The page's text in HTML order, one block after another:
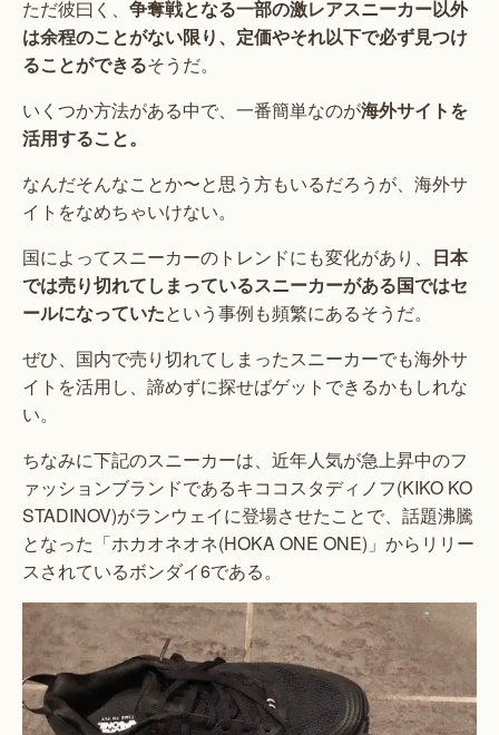
ただ彼曰く、 争奪戦となる一部の激レアスニーカー以外
は余程のことがない限り、定価やそれ以下で必ず見つけ
ることができるそうだ。
いくつか方法がある中で、一番簡単なのが海外サイトを
活用すること。
なんだそんなことか〜と思う方もいるだろうが、海外サ
イトをなめちゃいけない。
国によってスニーカーのトレンドにも変化があり、 日本
では売り切れてしまっているスニーカーがある国ではセ
ールになっていたという事例も頻繁にあるそうだ。
ぜひ、国内で売り切れてしまったスニーカーでも海外サ
イトを活用し、諦めずに探せばゲットできるかもしれな
い。
ちなみに下記のスニーカーは、近年人気が急上昇中のフ
ァッションブランドであるキココスタディノフ(KIKO KO
STADINOV)がランウェイに登場させたことで、話題沸騰
となった「ホカオネオネ(HOKA ONE ONE)」からリリー
スされているボンダイ6である。